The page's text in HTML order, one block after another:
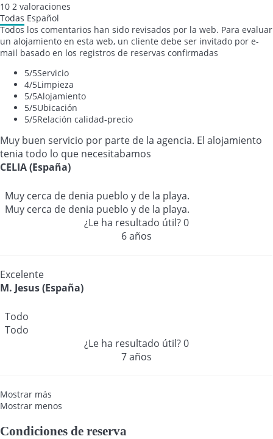
10 2 valoraciones
Todas Español
Todos los comentarios han sido revisados por la web. Para evaluar
un alojamiento en esta web, un cliente debe ser invitado por e-
mail basado en los registros de reservas confirmadas
5/5Servicio
4/5Limpieza
5/5Alojamiento
5/5Ubicación
5/5Relación calidad-precio
Muy buen servicio por parte de la agencia. El alojamiento
tenia todo lo que necesitabamos
CELIA (España)
Muy cerca de denia pueblo y de la playa.
Muy cerca de denia pueblo y de la playa.
¿Le ha resultado útil?0
6 años
Excelente
M. Jesus (España)
Todo
Todo
¿Le ha resultado útil?0
7 años
Mostrar más
Mostrar menos
Condiciones de reserva